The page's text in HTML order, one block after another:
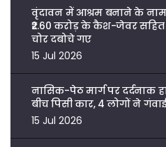
वृंदावन में आश्रम बनाने के नाम
₹2.60 करोड़ के कैश-जेवर सहित
चोर दबोचे गए
15 Jul 2026
नासिक-पेठ मार्ग पर दर्दनाक
बीच पिसी कार, 4 लोगों ने
15 Jul 2026